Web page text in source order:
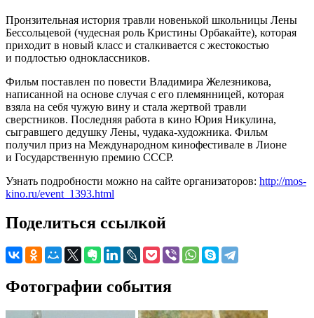
Пронзительная история травли новенькой школьницы Лены
Бессольцевой (чудесная роль Кристины Орбакайте), которая
приходит в новый класс и сталкивается с жестокостью
и подлостью одноклассников.
Фильм поставлен по повести Владимира Железникова,
написанной на основе случая с его племянницей, которая
взяла на себя чужую вину и стала жертвой травли
сверстников. Последняя работа в кино Юрия Никулина,
сыгравшего дедушку Лены, чудака-художника. Фильм
получил приз на Международном кинофестивале в Лионе
и Государственную премию СССР.
Узнать подробности можно на сайте организаторов: http://mos-
kino.ru/event_1393.html
Поделиться ссылкой
Фотографии события